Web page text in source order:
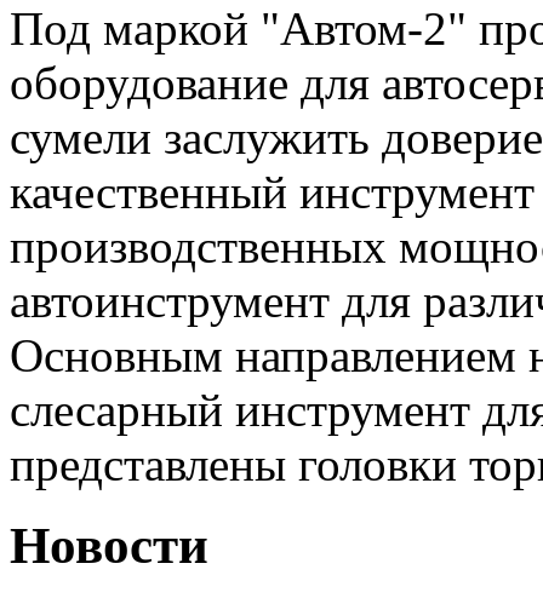
Под маркой "Автом-2"
оборудование для
сумели заслужить
качественный
производственных
автоинструмент для
Основным направлением
слесарный инструмент
представлены головки
Новости